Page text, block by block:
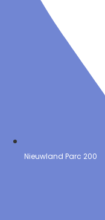
Nieuwland Parc 200